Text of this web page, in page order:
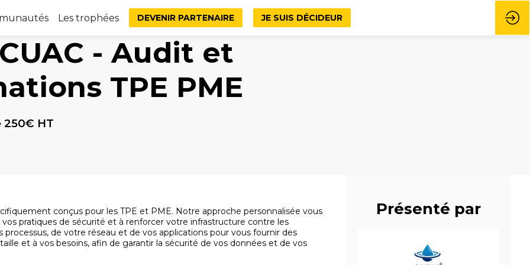
Les trophées DEVENIR PARTENAIRE JE SUIS DÉCIDEUR
- Audit et
TPE PME
250€ HT
conçus pour les TPE et PME. Notre approche personnalisée vous
pratiques de sécurité et à renforcer votre infrastructure contre les
de votre réseau et de vos applications pour vous fournir des
et à vos besoins, afin de garantir la sécurité de vos données et de vos
Présenté par